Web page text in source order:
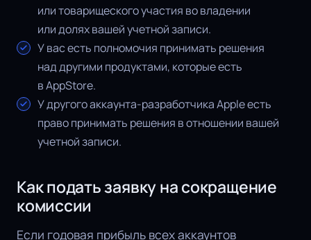
или товарищеского участия во владении
или долях вашей учетной записи.
У вас есть полномочия принимать решения
над другими продуктами, которые есть
в AppStore.
У другого аккаунта-разработчика Apple есть
право принимать решения в отношении вашей
учетной записи.
Как подать заявку на сокращение
комиссии
Если годовая прибыль всех аккаунтов